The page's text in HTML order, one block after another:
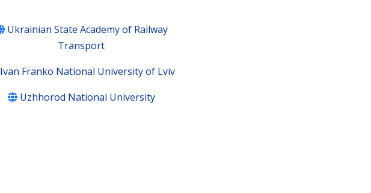
Ukrainian State Academy of Railway
Transport
Ivan Franko National University of Lviv
Uzhhorod National University